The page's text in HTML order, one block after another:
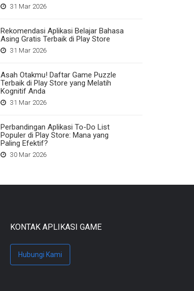
31 Mar 2026
Rekomendasi Aplikasi Belajar Bahasa
Asing Gratis Terbaik di Play Store
31 Mar 2026
Asah Otakmu! Daftar Game Puzzle
Terbaik di Play Store yang Melatih
Kognitif Anda
31 Mar 2026
Perbandingan Aplikasi To-Do List
Populer di Play Store: Mana yang
Paling Efektif?
30 Mar 2026
KONTAK APLIKASI GAME
Hubungi Kami